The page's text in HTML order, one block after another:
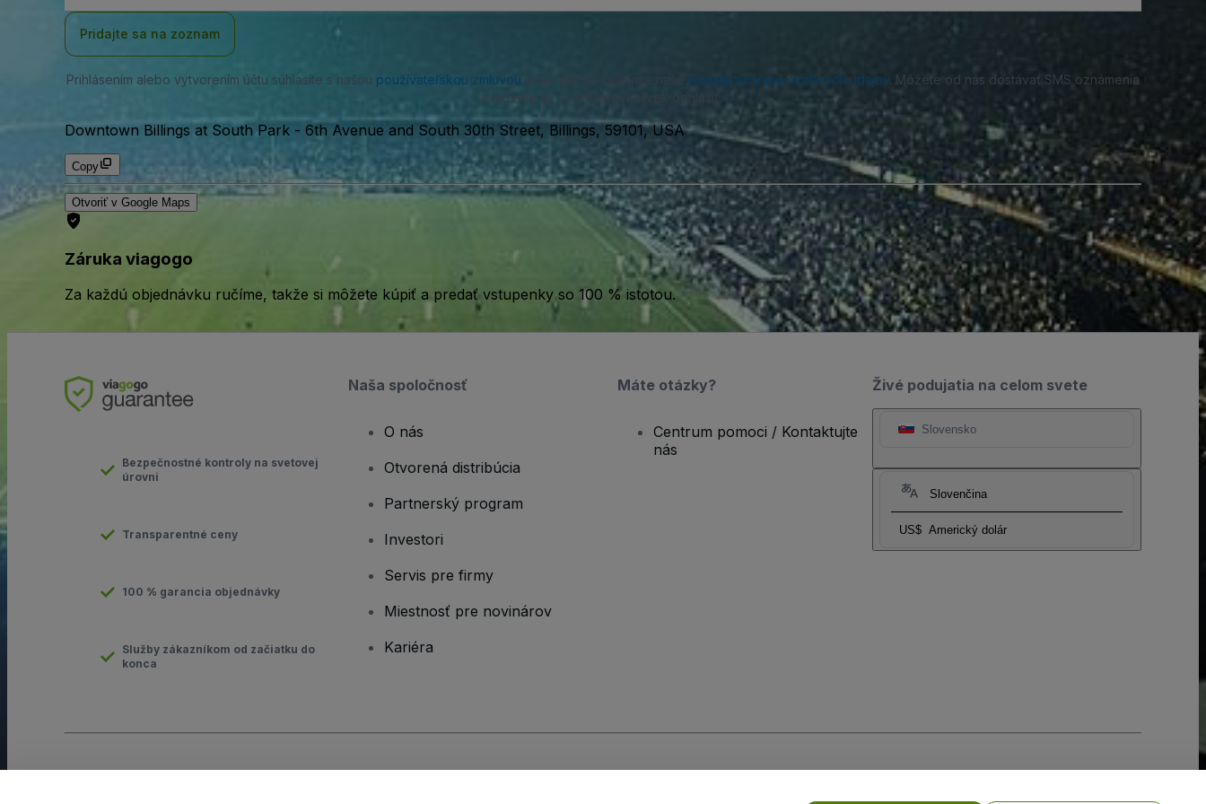
Pridajte sa na zoznam
Prihlásením alebo vytvorením účtu súhlasíte s našou používateľskou zmluvou zásady ochrany osobných údajov . Môžete od nás dostávať SMS oznámenia
Downtown Billings at South Park - 6th Avenue and South 30th Street, Billings, 59101, USA
Copy
Otvoriť v Google Maps
Záruka viagogo
Za každú objednávku ručíme, takže si môžete kúpiť a predať vstupenky so 100 % istotou.
Živé podujatia na celom svete
Slovensko
Slovenčina
US$ Americký dolár
Bezpečnostné kontroly na svetovej
úrovni
Transparentné ceny
100 % garancia objednávky
Služby zákazníkom od začiatku do
konca
Naša spoločnosť
O nás
Otvorená distribúcia
Partnerský program
Investori
Servis pre firmy
Miestnosť pre novinárov
Kariéra
Máte otázky?
Centrum pomoci / Kontaktujte
nás